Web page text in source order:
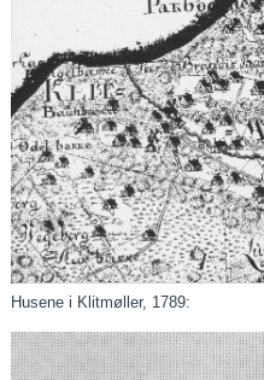
Husene i Klitmøller, 1789: